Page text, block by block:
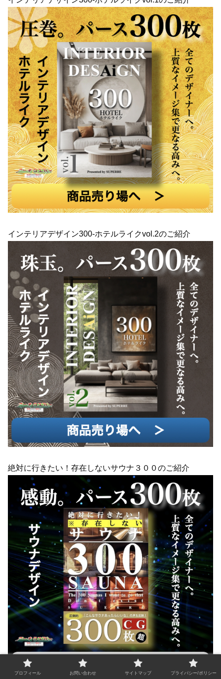
インテリアデザイン300-ホテルライクvol.2のご紹介
絶対に行きたい！存在しないサウナ３００のご紹介
プロフィール お問い合わせ サイトマップ プライバシー/ポリシー